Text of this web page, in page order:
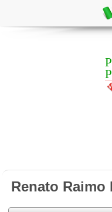
Renato Raimo